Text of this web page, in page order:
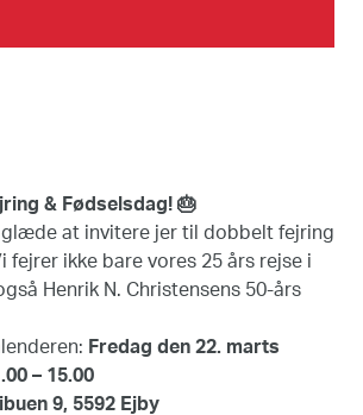
& Fødselsdag! 🎂
glæde at invitere jer til dobbelt fejring
fejrer ikke bare vores 25 års rejse i
Henrik N. Christensens 50-års
Fredag den 22. marts
– 15.00
9, 5592 Ejby